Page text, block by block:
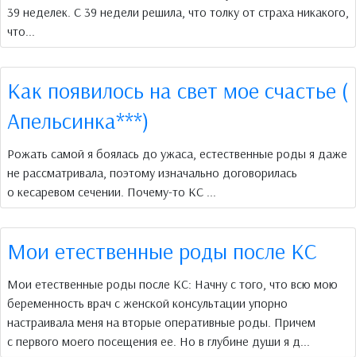
39 неделек. С 39 недели решила, что толку от страха никакого,
что...
Как появилось на свет мое счастье (
Апельсинка***)
Рожать самой я боялась до ужаса, естественные роды я даже
не рассматривала, поэтому изначально договорилась
о кесаревом сечении. Почему-то КС ...
Мои етественные роды после КС
Мои етественные роды после КС: Начну с того, что всю мою
беременность врач с женской консультации упорно
настраивала меня на вторые оперативные роды. Причем
с первого моего посещения ее. Но в глубине души я д...